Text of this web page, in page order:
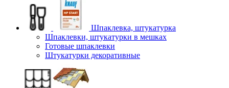
Шпаклевка, штукатурка
Шпаклевки, штукатурки в мешках
Готовые шпаклевки
Штукатурки декоративные